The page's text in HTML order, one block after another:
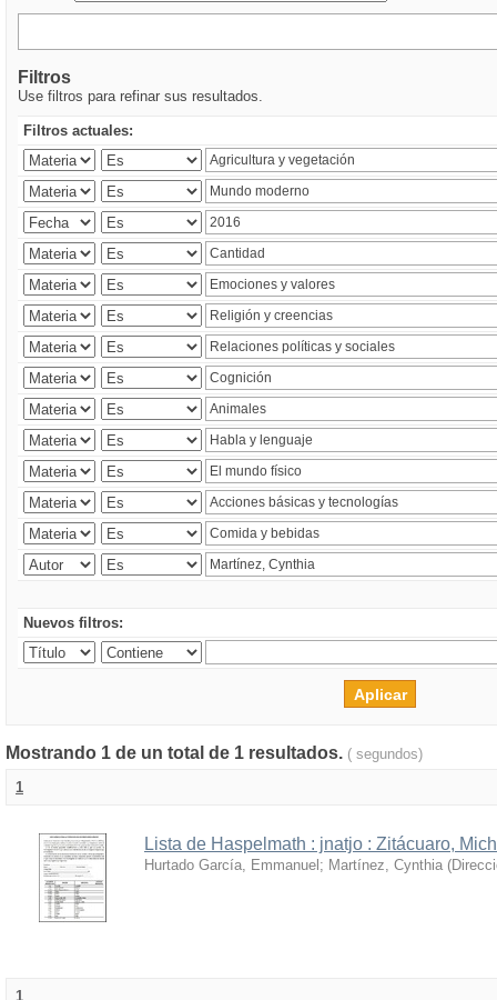
Filtros
Use filtros para refinar sus resultados.
Filtros actuales:
Nuevos filtros:
Mostrando 1 de un total de 1 resultados. ( segundos)
1
Lista de Haspelmath : jnatjo : Zitácuaro,
Hurtado García, Emmanuel ; Martínez, Cynthia (
1